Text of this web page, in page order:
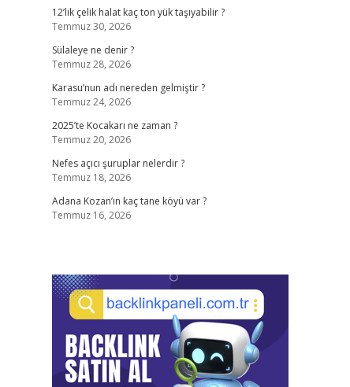
12’lik çelik halat kaç ton yük taşıyabilir ?
Temmuz 30, 2026
Sülaleye ne denir ?
Temmuz 28, 2026
Karasu’nun adı nereden gelmiştir ?
Temmuz 24, 2026
2025’te Kocakarı ne zaman ?
Temmuz 20, 2026
Nefes açıcı şuruplar nelerdir ?
Temmuz 18, 2026
Adana Kozan’ın kaç tane köyü var ?
Temmuz 16, 2026